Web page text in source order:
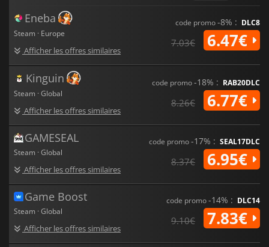
Eneba
Steam · Europe
Afficher les offres similaires
code promo-8% : DLC8
7.03€ 6.47€
Kinguin
Steam · Global
Afficher les offres similaires
code promo-18% : RAB20DLC
8.26€ 6.77€
GAMESEAL
Steam · Global
Afficher les offres similaires
code promo-17% : SEAL17DLC
8.37€ 6.95€
Game Boost
Steam · Global
Afficher les offres similaires
code promo-14% : DLC14
9.10€ 7.83€